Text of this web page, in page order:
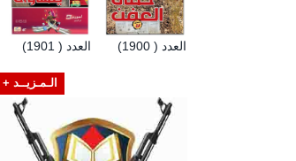
العدد ( 1901) العدد ( 1900)
الـمـزيــد +